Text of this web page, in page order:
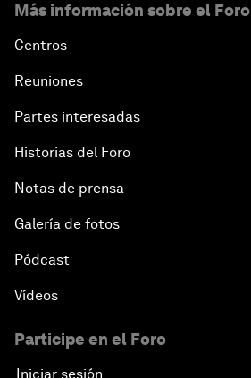
Más información sobre el Foro
Centros
Reuniones
Partes interesadas
Historias del Foro
Notas de prensa
Galería de fotos
Pódcast
Vídeos
Participe en el Foro
Iniciar sesión